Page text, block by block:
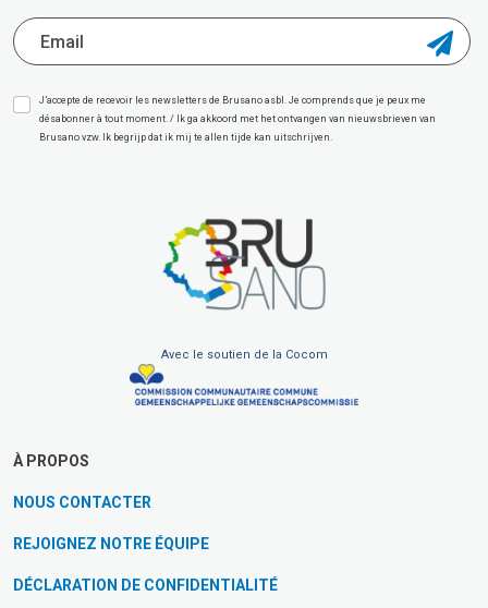
J’accepte de recevoir les newsletters de Brusano asbl. Je comprends que je peux me
désabonner à tout moment. / Ik ga akkoord met het ontvangen van nieuwsbrieven van
Brusano vzw. Ik begrijp dat ik mij te allen tijde kan uitschrijven.
Avec le soutien de la Cocom
À PROPOS
NOUS CONTACTER
REJOIGNEZ NOTRE ÉQUIPE
DÉCLARATION DE CONFIDENTIALITÉ